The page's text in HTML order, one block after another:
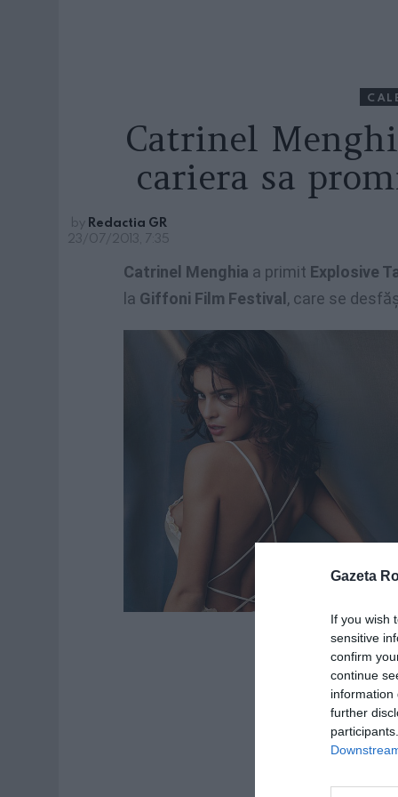
Gazeta
If you wish
sensitive
confirm
continue
information
further
Catrinel
cariera sa
by Redactia GR
23/07/2013, 7:35
Catrinel Menghia a primit Explosive
la Giffoni Film Festival , care se